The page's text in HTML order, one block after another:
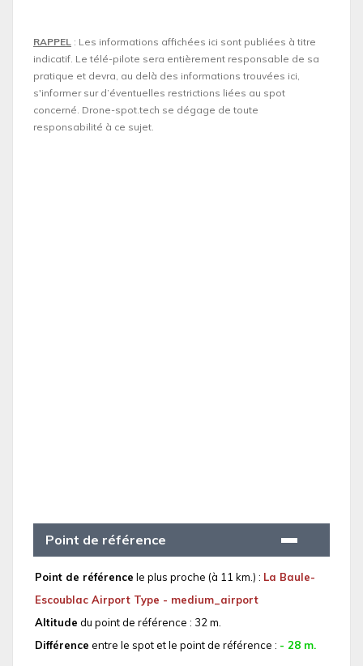
RAPPEL : Les informations affichées ici sont publiées à titre
indicatif. Le télé-pilote sera entièrement responsable de sa
pratique et devra, au delà des informations trouvées ici,
s'informer sur d’éventuelles restrictions liées au spot
concerné. Drone-spot.tech se dégage de toute
responsabilité à ce sujet.
Point de référence
Point de référence le plus proche (à 11 km.) : La Baule-
Escoublac Airport Type - medium_airport
Altitude du point de référence : 32 m.
Différence entre le spot et le point de référence : - 28 m.